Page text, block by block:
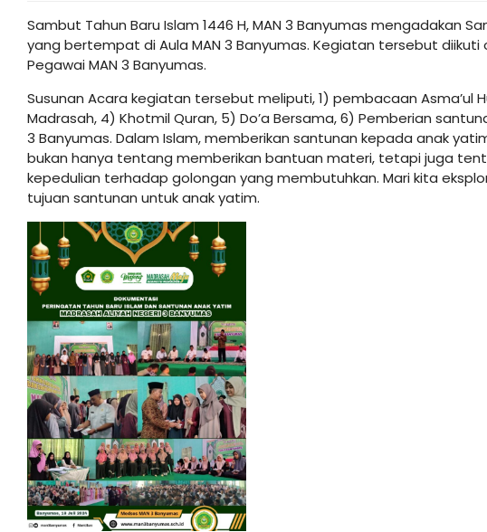
Sambut Tahun Baru Islam 1446 H, MAN 3 Banyumas mengadakan
yang bertempat di Aula MAN 3 Banyumas. Kegiatan tersebut diikuti
Pegawai MAN 3 Banyumas.
Susunan Acara kegiatan tersebut meliputi, 1) pembacaan Asma’ul
Madrasah, 4) Khotmil Quran, 5) Do’a Bersama, 6) Pemberian
3 Banyumas. Dalam Islam, memberikan santunan kepada anak
bukan hanya tentang memberikan bantuan materi, tetapi juga
kepedulian terhadap golongan yang membutuhkan. Mari kita
tujuan santunan untuk anak yatim.